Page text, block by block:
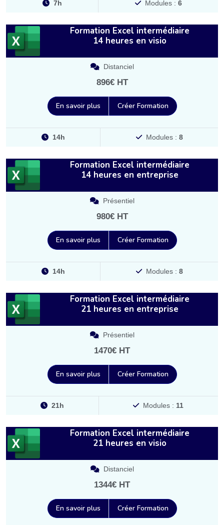
7h Modules : 6
Formation Excel intermédiaire
14 heures en visio
Distanciel
896€ HT
En savoir plus Créer Formation
14h Modules : 8
Formation Excel intermédiaire
14 heures en entreprise
Présentiel
980€ HT
En savoir plus Créer Formation
14h Modules : 8
Formation Excel intermédiaire
21 heures en entreprise
Présentiel
1470€ HT
En savoir plus Créer Formation
21h Modules : 11
Formation Excel intermédiaire
21 heures en visio
Distanciel
1344€ HT
En savoir plus Créer Formation